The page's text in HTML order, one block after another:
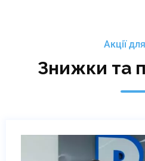
(Професійна
Акції
Знижки та